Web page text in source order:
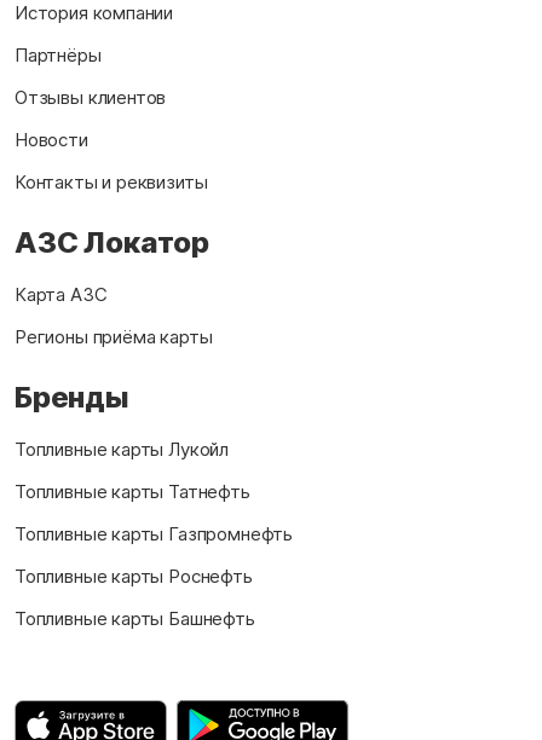
История компании
Партнёры
Отзывы клиентов
Новости
Контакты и реквизиты
АЗС Локатор
Карта АЗС
Регионы приёма карты
Бренды
Топливные карты Лукойл
Топливные карты Татнефть
Топливные карты Газпромнефть
Топливные карты Роснефть
Топливные карты Башнефть